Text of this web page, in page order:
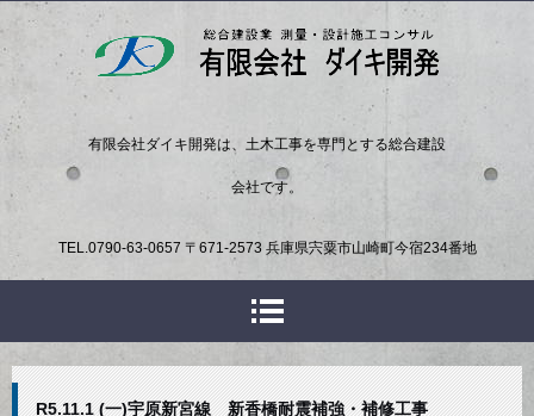
有限会社ダイキ開発は、土木工事を専門とする総合建設
会社です。
TEL. 0790-63-0657 〒671-2573 兵庫県宍粟市山崎町今宿234番地
R5.11.1 (一)宇原新宮線 新香橋耐震補強・補修工事